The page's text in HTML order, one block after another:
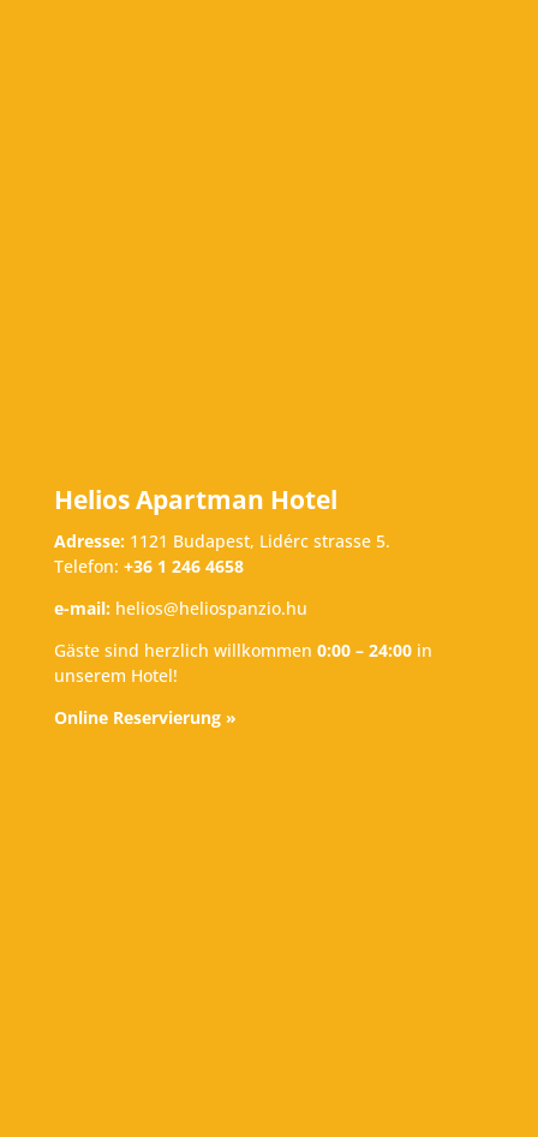
Helios Apartman Hotel
Adresse:1121 Budapest, Lidérc strasse 5.
Telefon: +36 1 246 4658
e-mail:helios@heliospanzio.hu
Gäste sind herzlich willkommen 0:00 – 24:00in
unserem Hotel!
Online Reservierung »